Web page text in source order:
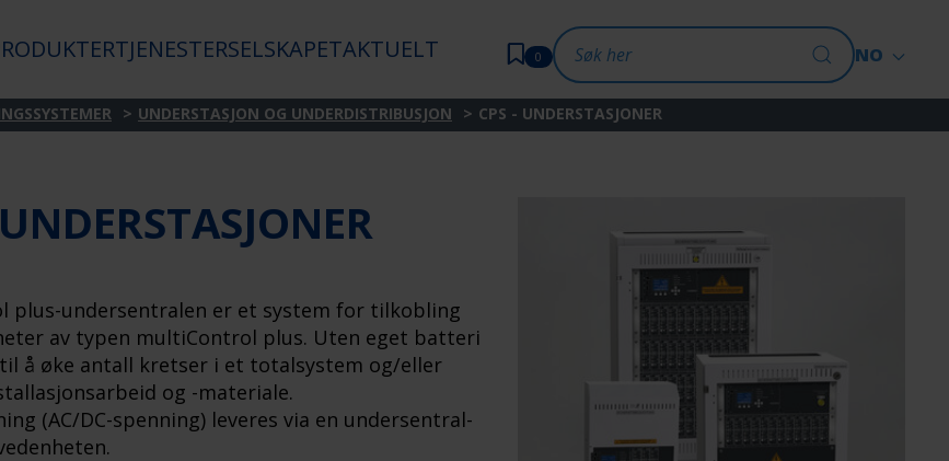
TJENESTERSELSKAPETAKTUELT 0 NO
UNDERSTASJON OG UNDERDISTRIBUSJON CPS - UNDERSTASJONER
plus-undersentralen er et system for tilkobling
av typen multiControl plus. Uten eget batteri
å øke antall kretser i et totalsystem og/eller
og -materiale.
(AC/DC-spenning) leveres via en undersentral-